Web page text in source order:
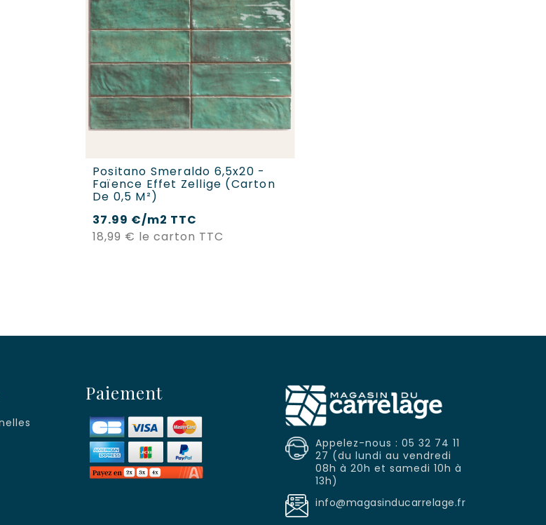
Positano Smeraldo 6,5x20 -
Faïence Effet Zellige (carton
De 0,5 M²)
37.99 €/m2 TTC
18,99 € le carton TTC
AJOUTER AU PANIER
Paiement
Appelez-nous : 05 32 74 11
27 (du lundi au vendredi
08h à 20h et samedi 10h à
13h)
info@magasinducarrelage.fr